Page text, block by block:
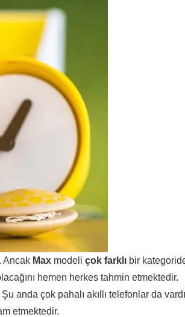
Ancak Max modeli çok farklı bir
hemen herkes tahmin etmektedir.
anda çok pahalı akıllı telefonlar da
etmektedir.